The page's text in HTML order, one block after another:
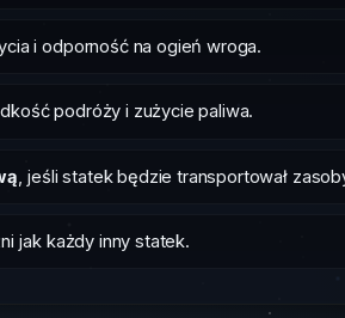
i odporność na ogień wroga.
podróży i zużycie paliwa.
, jeśli statek będzie transportował
jak każdy inny statek.